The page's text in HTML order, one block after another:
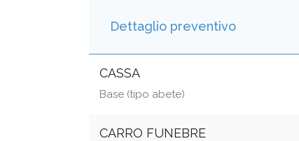
Dettaglio preventivo
CASSA
Base (tipo abete)
CARRO FUNEBRE